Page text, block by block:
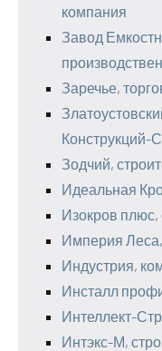
компания
Завод
Заречье,
Конструкций-
Зодчий,
Идеальная
Изокров плюс,
Империя
Индустрия,
Инсталл
Интеллект-
Интэкс-М,